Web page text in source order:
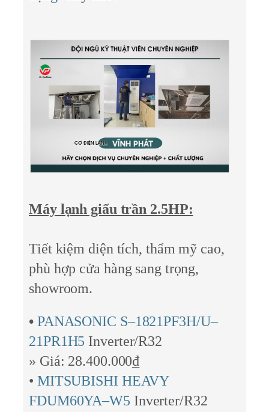
Máy lạnh giấu trần 2.5HP:
Tiết kiệm diện tích, thẩm mỹ cao,
phù hợp cửa hàng sang trọng,
showroom.
• PANASONIC S–1821PF3H/U–
21PR1H5 Inverter/R32
» Giá: 28.400.000₫
• MITSUBISHI HEAVY
FDUM60YA–W5 Inverter/R32